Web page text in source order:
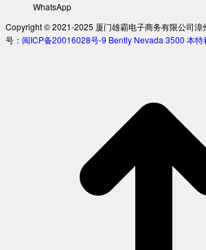
WhatsApp
Copyright © 2021-2025 厦门雄霸电子商务有限公司漳
号： 闽ICP备20016028号-9 Bently Nevada 3500 本特